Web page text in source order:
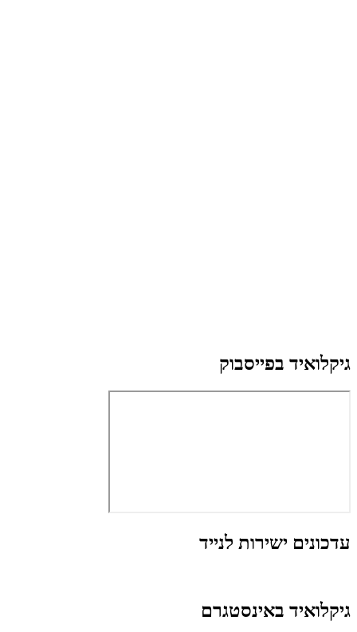
גיקלואיד בפייסבוק
עדכונים ישירות לנייד
גיקלואיד באינסטגרם